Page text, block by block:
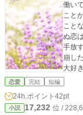
働い
こと
ことなど
ぬ恋
手放す決心をした
崩し
大好
癒し
て......。 ※【完結】『ルイーズの献身～世話焼き
者に
恋愛 完結 短編
24h.ポイント 42pt
小説 17,232 位 /